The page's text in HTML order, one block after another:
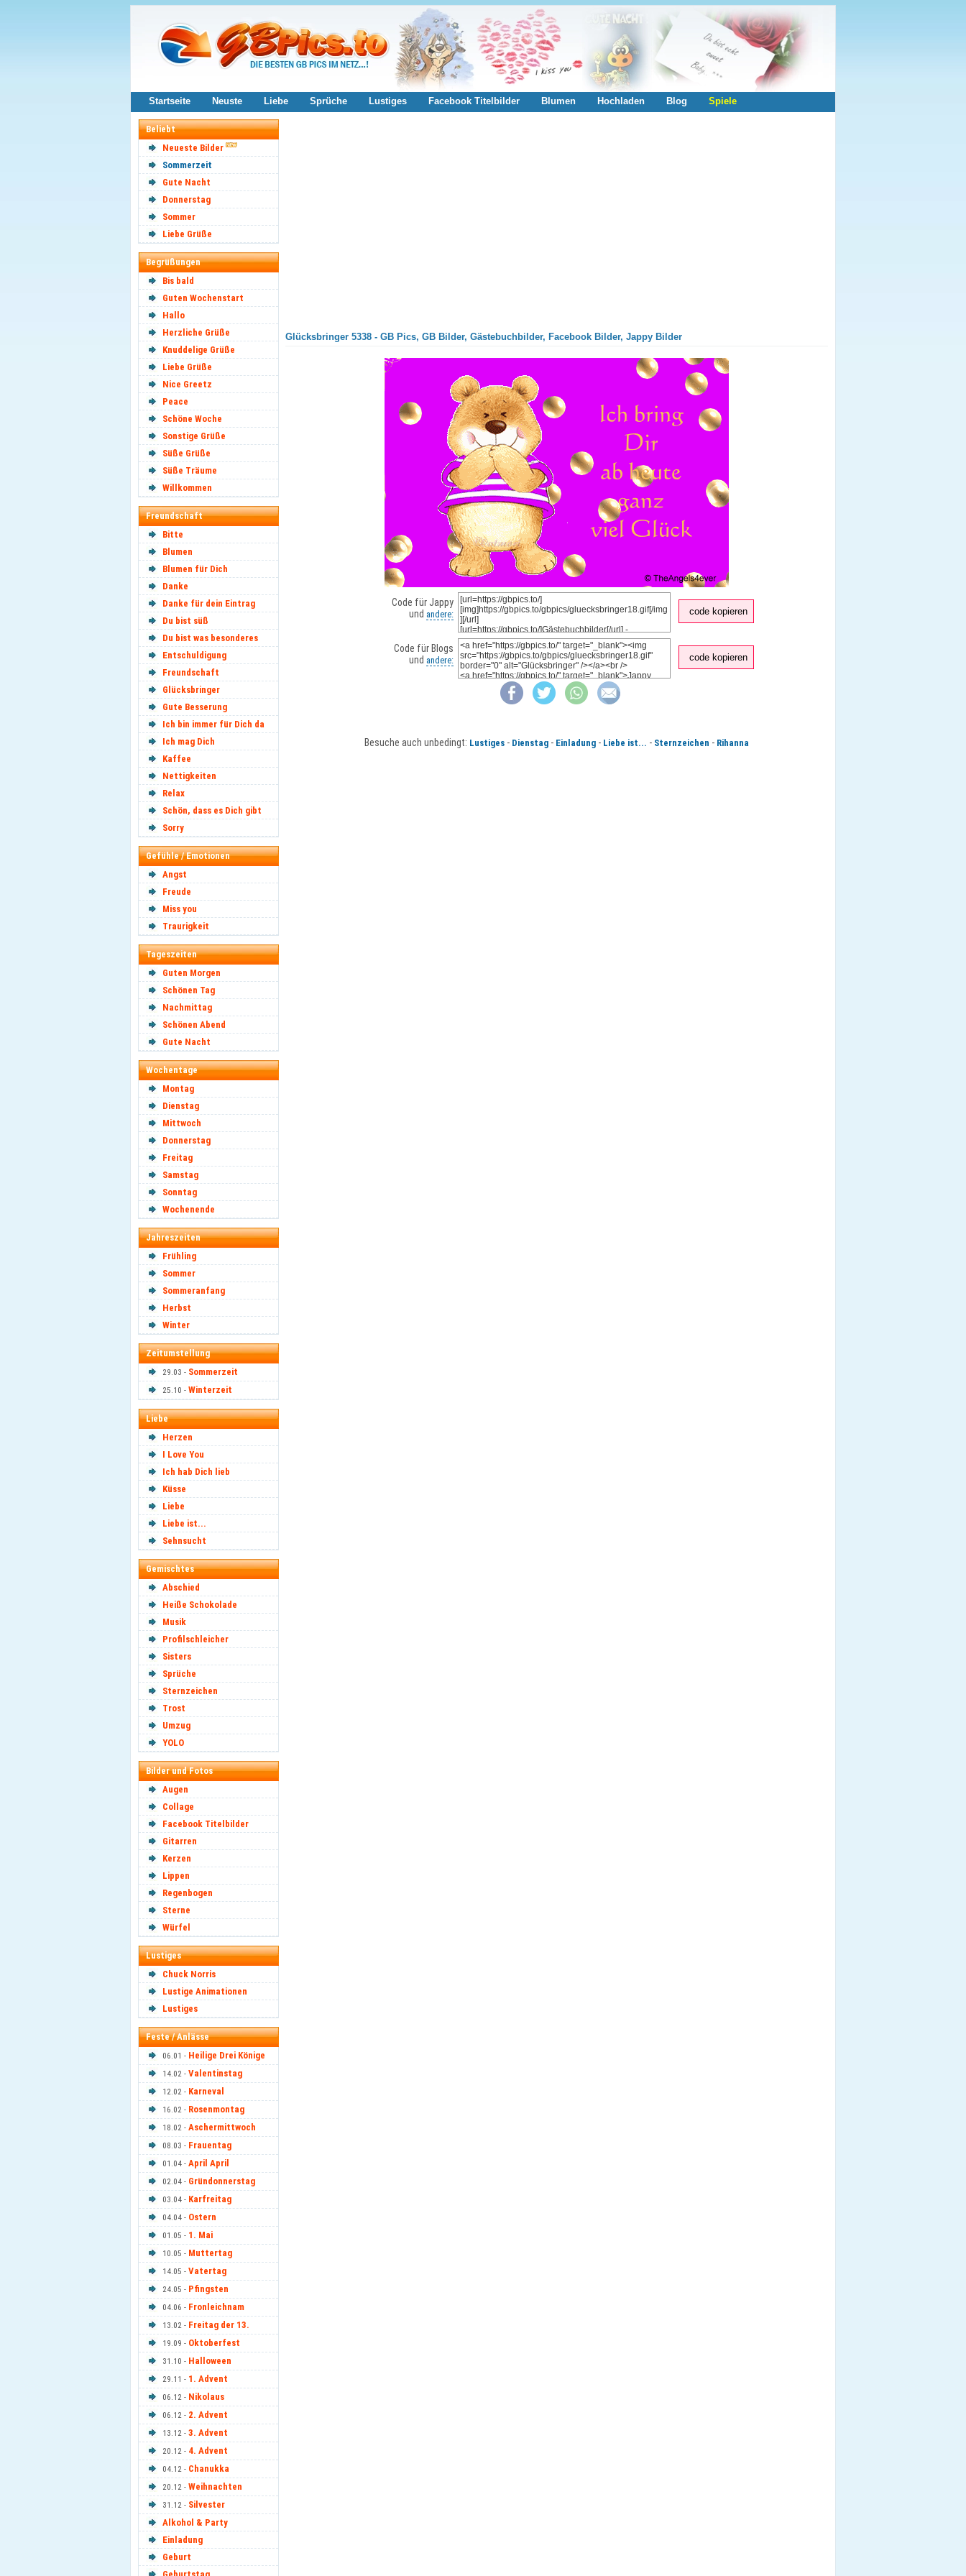
Startseite Neuste Liebe Sprüche Lustiges Facebook Titelbilder Blumen Hochladen Blog Spiele
Beliebt
Neueste Bilder
Sommerzeit
Gute Nacht
Donnerstag
Sommer
Liebe Grüße
Begrüßungen
Bis bald
Guten Wochenstart
Hallo
Herzliche Grüße
Knuddelige Grüße
Liebe Grüße
Nice Greetz
Peace
Schöne Woche
Sonstige Grüße
Süße Grüße
Süße Träume
Willkommen
Freundschaft
Bitte
Blumen
Blumen für Dich
Danke
Danke für dein Eintrag
Du bist süß
Du bist was besonderes
Entschuldigung
Freundschaft
Glücksbringer
Gute Besserung
Ich bin immer für Dich da
Ich mag Dich
Kaffee
Nettigkeiten
Relax
Schön, dass es Dich gibt
Sorry
Gefühle / Emotionen
Angst
Freude
Miss you
Traurigkeit
Tageszeiten
Guten Morgen
Schönen Tag
Nachmittag
Schönen Abend
Gute Nacht
Wochentage
Montag
Dienstag
Mittwoch
Donnerstag
Freitag
Samstag
Sonntag
Wochenende
Jahreszeiten
Frühling
Sommer
Sommeranfang
Herbst
Winter
Zeitumstellung
29.03 - Sommerzeit
25.10 - Winterzeit
Liebe
Herzen
I Love You
Ich hab Dich lieb
Küsse
Liebe
Liebe ist...
Sehnsucht
Gemischtes
Abschied
Heiße Schokolade
Musik
Profilschleicher
Sisters
Sprüche
Sternzeichen
Trost
Umzug
YOLO
Bilder und Fotos
Augen
Collage
Facebook Titelbilder
Gitarren
Kerzen
Lippen
Regenbogen
Sterne
Würfel
Lustiges
Chuck Norris
Lustige Animationen
Lustiges
Feste / Anlässe
06.01 - Heilige Drei Könige
14.02 - Valentinstag
12.02 - Karneval
16.02 - Rosenmontag
18.02 - Aschermittwoch
08.03 - Frauentag
01.04 - April April
02.04 - Gründonnerstag
03.04 - Karfreitag
04.04 - Ostern
01.05 - 1. Mai
10.05 - Muttertag
14.05 - Vatertag
24.05 - Pfingsten
04.06 - Fronleichnam
13.02 - Freitag der 13.
19.09 - Oktoberfest
31.10 - Halloween
29.11 - 1. Advent
06.12 - Nikolaus
06.12 - 2. Advent
13.12 - 3. Advent
20.12 - 4. Advent
04.12 - Chanukka
20.12 - Weihnachten
31.12 - Silvester
Alkohol & Party
Einladung
Geburt
Glücksbringer 5338 - GB Pics, GB Bilder, Gästebuchbilder, Facebook Bilder, Jappy Bilder
Code für Jappy
und andere: code kopieren
Code für Blogs
und andere: code kopieren
Besuche auch unbedingt: Lustiges - Dienstag - Einladung - Liebe ist... - Sternzeichen - Rihanna